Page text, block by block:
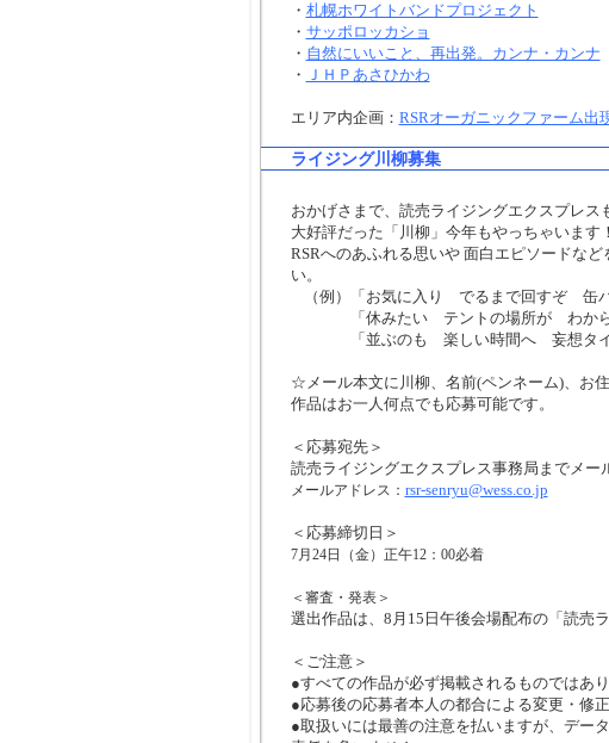
・ 札幌ホワイトバンドプロジェクト
・ サッポロッカショ
・ 自然にいいこと、再出発。カンナ・カンナ
・ ＪＨＰあさひかわ
エリア内企画： RSRオーガニックファーム出
ライジング川柳募集
おかげさまで、読売ライジングエクスプレス
大好評だった「川柳」今年もやっちゃいます！
RSRへのあふれる思いや 面白エピソードな
い。
（例）
「お気に入り でるまで回すぞ 缶バ
「休みたい テントの場所が わから
「並ぶのも 楽しい時間へ 妄想タ
☆メール本文に川柳、名前(ペンネーム)、お
作品はお一人何点でも応募可能です。
＜応募宛先＞
読売ライジングエクスプレス事務局までメー
メールアドレス： rsr-senryu@wess.co.jp
＜応募締切日＞
7月24日（金）正午12：00必着
＜審査・発表＞
選出作品は、8月15日午後会場配布の「読売
＜ご注意＞
●すべての作品が必ず掲載されるものではあり
●応募後の応募者本人の都合による変更・修
●取扱いには最善の注意を払いますが、デー